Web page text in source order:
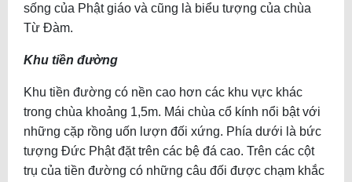
sống của Phật giáo và cũng là biểu tượng của chùa
Từ Đàm.
Khu tiền đường
Khu tiền đường có nền cao hơn các khu vực khác
trong chùa khoảng 1,5m. Mái chùa cổ kính nổi bật với
những cặp rồng uốn lượn đối xứng. Phía dưới là bức
tượng Đức Phật đặt trên các bệ đá cao. Trên các cột
trụ của tiền đường có những câu đối được chạm khắc